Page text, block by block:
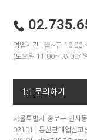
영업시간 : 월~금 10:00
(토요일 11:00~18:00/
1:1 문의하기
서울특별시 종로구 인사
03101 | 통신판매업신